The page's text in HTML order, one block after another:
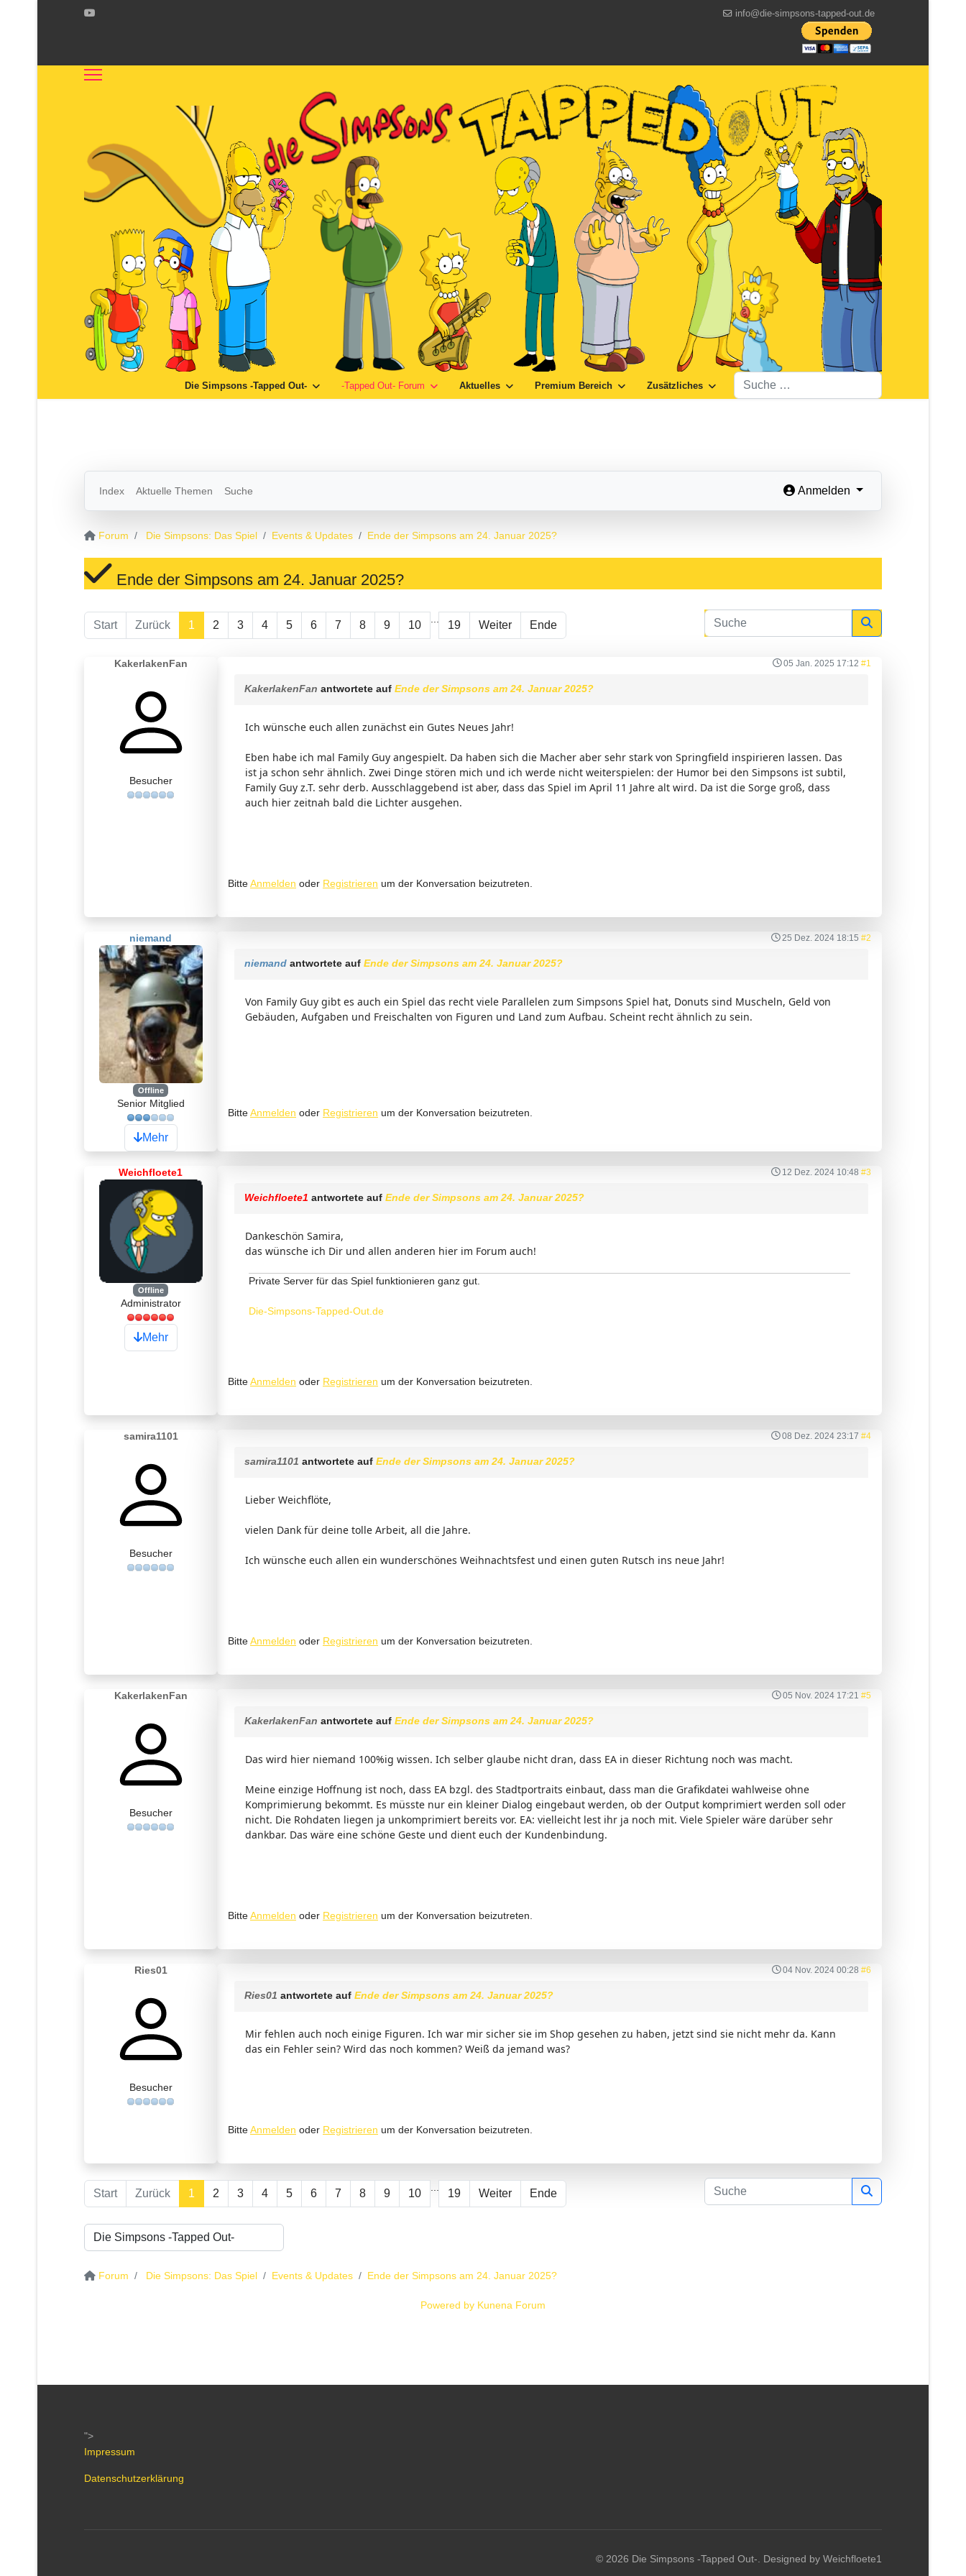
info@die-simpsons-tapped-out.de
Die Simpsons -Tapped Out- -Tapped Out- Forum Aktuelles Premium Bereich Zusätzliches
Suchen
Index Aktuelle Themen Suche Anmelden
Forum Die Simpsons: Das Spiel Events & Updates Ende der Simpsons am 24. Januar 2025?
Ende der Simpsons am 24. Januar 2025?
Start Zurück 1 2 3 4 5 6 7 8 9 10 19 Weiter Ende
KakerlakenFan
Besucher
05 Jan. 2025 17:12 #1
KakerlakenFan antwortete auf Ende der Simpsons am 24. Januar 2025?
Ich wünsche euch allen zunächst ein Gutes Neues Jahr!
Eben habe ich mal Family Guy angespielt. Da haben sich die Macher aber sehr stark von Springfield inspirieren lassen. Das
ist ja schon sehr ähnlich. Zwei Dinge stören mich und ich werde nicht weiterspielen: der Humor bei den Simpsons ist subtil,
Family Guy z.T. sehr derb. Ausschlaggebend ist aber, dass das Spiel im April 11 Jahre alt wird. Da ist die Sorge groß, dass
auch hier zeitnah bald die Lichter ausgehen.
BitteAnmelden oder Registrieren um der Konversation beizutreten.
niemand
Offline
Senior Mitglied
Mehr
25 Dez. 2024 18:15 #2
niemand antwortete auf Ende der Simpsons am 24. Januar 2025?
Von Family Guy gibt es auch ein Spiel das recht viele Parallelen zum Simpsons Spiel hat, Donuts sind Muscheln, Geld von
Gebäuden, Aufgaben und Freischalten von Figuren und Land zum Aufbau. Scheint recht ähnlich zu sein.
BitteAnmelden oder Registrieren um der Konversation beizutreten.
Weichfloete1
Offline
Administrator
Mehr
12 Dez. 2024 10:48 #3
Weichfloete1 antwortete auf Ende der Simpsons am 24. Januar 2025?
Dankeschön Samira,
das wünsche ich Dir und allen anderen hier im Forum auch!
Private Server für das Spiel funktionieren ganz gut.
Die-Simpsons-Tapped-Out.de
BitteAnmelden oder Registrieren um der Konversation beizutreten.
samira1101
Besucher
08 Dez. 2024 23:17 #4
samira1101 antwortete auf Ende der Simpsons am 24. Januar 2025?
Lieber Weichflöte,
vielen Dank für deine tolle Arbeit, all die Jahre.
Ich wünsche euch allen ein wunderschönes Weihnachtsfest und einen guten Rutsch ins neue Jahr!
BitteAnmelden oder Registrieren um der Konversation beizutreten.
KakerlakenFan
Besucher
05 Nov. 2024 17:21 #5
KakerlakenFan antwortete auf Ende der Simpsons am 24. Januar 2025?
Das wird hier niemand 100%ig wissen. Ich selber glaube nicht dran, dass EA in dieser Richtung noch was macht.
Meine einzige Hoffnung ist noch, dass EA bzgl. des Stadtportraits einbaut, dass man die Grafikdatei wahlweise ohne
Komprimierung bekommt. Es müsste nur ein kleiner Dialog eingebaut werden, ob der Output komprimiert werden soll oder
nicht. Die Rohdaten liegen ja unkomprimiert bereits vor. EA: vielleicht lest ihr ja noch mit. Viele Spieler wäre darüber sehr
dankbar. Das wäre eine schöne Geste und dient euch der Kundenbindung.
BitteAnmelden oder Registrieren um der Konversation beizutreten.
Ries01
Besucher
04 Nov. 2024 00:28 #6
Ries01 antwortete auf Ende der Simpsons am 24. Januar 2025?
Mir fehlen auch noch einige Figuren. Ich war mir sicher sie im Shop gesehen zu haben, jetzt sind sie nicht mehr da. Kann
das ein Fehler sein? Wird das noch kommen? Weiß da jemand was?
BitteAnmelden oder Registrieren um der Konversation beizutreten.
Start Zurück 1 2 3 4 5 6 7 8 9 10 19 Weiter Ende
Forum Die Simpsons: Das Spiel Events & Updates Ende der Simpsons am 24. Januar 2025?
Powered by Kunena Forum
">
Impressum
Datenschutzerklärung
© 2026 Die Simpsons -Tapped Out-. Designed by Weichfloete1